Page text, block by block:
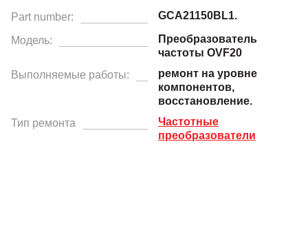
Part number: GCA21150BL1.
Модель:
Преобразователь
частоты OVF20
Выполняемые работы:
ремонт на уровне
компонентов,
восстановление.
Тип ремонта
Частотные
преобразователи